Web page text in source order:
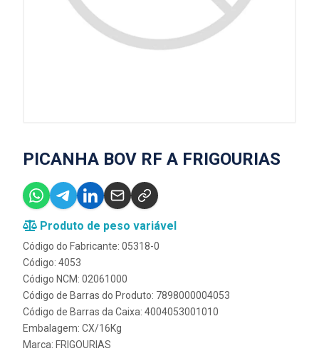
PICANHA BOV RF A FRIGOURIAS
Produto de peso variável
Código do Fabricante: 05318-0
Código: 4053
Código NCM: 02061000
Código de Barras do Produto: 7898000004053
Código de Barras da Caixa: 4004053001010
Embalagem: CX/16Kg
Marca: FRIGOURIAS